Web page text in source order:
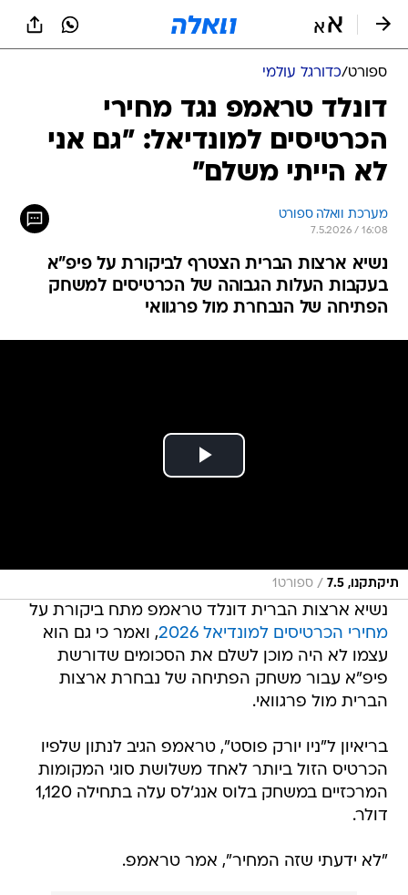
ספורט/כדורגל עולמי
דונלד טראמפ נגד מחירי
הכרטיסים למונדיאל: "גם אני
לא הייתי משלם"
מערכת וואלה ספורט
7.5.2026 / 16:08
נשיא ארצות הברית הצטרף לביקורת על פיפ"א
בעקבות העלות הגבוהה של הכרטיסים למשחק
הפתיחה של הנבחרת מול פרגוואי
תיקתקנו, 7.5 / ספורט1
נשיא ארצות הברית דונלד טראמפ מתח ביקורת על
מחירי הכרטיסים למונדיאל 2026
, ואמר כי גם הוא
עצמו לא היה מוכן לשלם את הסכומים שדורשת
פיפ"א עבור משחק הפתיחה של נבחרת ארצות
הברית מול פרגוואי.
בריאיון ל"ניו יורק פוסט", טראמפ הגיב לנתון שלפיו
הכרטיס הזול ביותר לאחד משלושת סוגי המקומות
המרכזיים במשחק בלוס אנג'לס עלה בתחילה 1,120
דולר.
"לא ידעתי שזה המחיר", אמר טראמפ.